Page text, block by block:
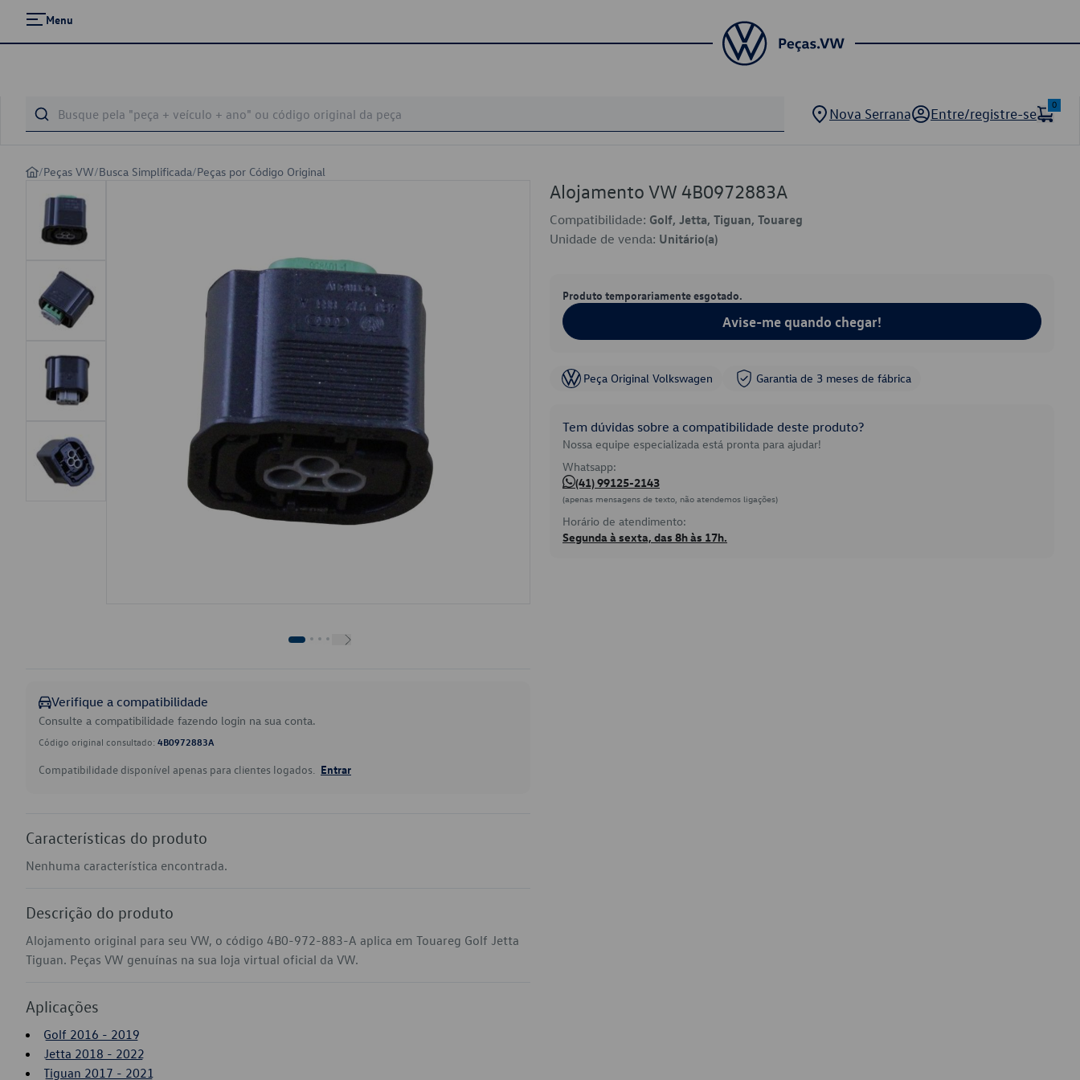
Menu
Nova Serrana Entre/registre-se
0
/Peças VW/Busca Simplificada/Peças por Código Original
Verifique a compatibilidade
Consulte a compatibilidade fazendo login na sua conta.
Código original consultado: 4B0972883A
Compatibilidade disponível apenas para clientes logados. Entrar
Características do produto
Nenhuma característica encontrada.
Descrição do produto
Alojamento original para seu VW, o código 4B0-972-883-A aplica em Touareg Golf Jetta
Tiguan. Peças VW genuínas na sua loja virtual oficial da VW.
Aplicações
Golf 2016 - 2019
Jetta 2018 - 2022
Tiguan 2017 - 2021
Alojamento VW 4B0972883A
Compatibilidade: Golf, Jetta, Tiguan, Touareg
Unidade de venda: Unitário(a)
Produto temporariamente esgotado.
Avise-me quando chegar!
Peça Original Volkswagen Garantia de 3 meses de fábrica
Tem dúvidas sobre a compatibilidade deste produto?
Nossa equipe especializada está pronta para ajudar!
Whatsapp:
(41) 99125-2143
(apenas mensagens de texto, não atendemos ligações)
Horário de atendimento:
Segunda à sexta, das 8h às 17h.